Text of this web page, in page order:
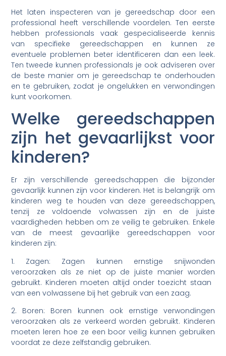
Het laten inspecteren van je gereedschap door een
professional heeft verschillende voordelen. Ten eerste
hebben professionals vaak gespecialiseerde kennis
van specifieke gereedschappen en kunnen ze
eventuele problemen beter identificeren dan een leek.
Ten tweede kunnen professionals je ook adviseren over
de beste manier om je gereedschap te onderhouden
en te gebruiken, zodat je ongelukken en verwondingen
kunt voorkomen.
Welke gereedschappen
zijn het gevaarlijkst voor
kinderen?
Er zijn verschillende gereedschappen die bijzonder
gevaarlijk kunnen zijn voor kinderen. Het is belangrijk om
kinderen weg te houden van deze gereedschappen,
tenzij ze voldoende volwassen zijn en de juiste
vaardigheden hebben om ze veilig te gebruiken. Enkele
van de meest gevaarlijke gereedschappen voor
kinderen zijn:
1. Zagen: Zagen kunnen ernstige snijwonden
veroorzaken als ze niet op de juiste manier worden
gebruikt. Kinderen moeten altijd onder toezicht staan ​​
van een volwassene bij het gebruik van een zaag.
2. Boren: Boren kunnen ook ernstige verwondingen
veroorzaken als ze verkeerd worden gebruikt. Kinderen
moeten leren hoe ze een boor veilig kunnen gebruiken
voordat ze deze zelfstandig gebruiken.